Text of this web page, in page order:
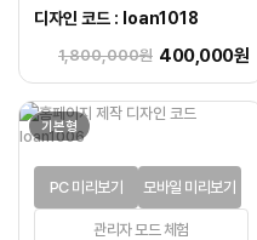
디자인 코드 : loan1018
1,800,000원 400,000원
기본형
관리자 모드 체험
PC 미리보기 모바일 미리보기